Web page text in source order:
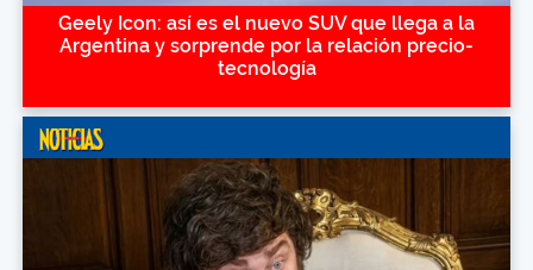
Geely Icon: así es el nuevo SUV que llega a la
Argentina y sorprende por la relación precio-
tecnología